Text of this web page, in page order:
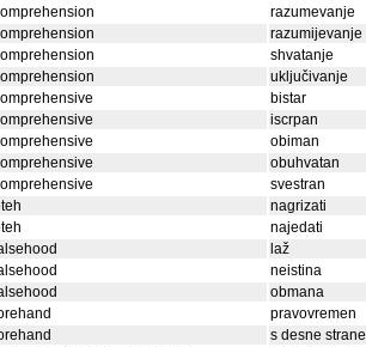
razumevanje
razumijevanje
shvatanje
uključivanje
bistar
iscrpan
obiman
obuhvatan
svestran
nagrizati
najedati
laž
neistina
obmana
pravovremen
s desne strane